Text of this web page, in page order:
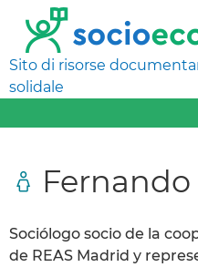
Sito di risorse
solidale
Sociólogo socio de la
de REAS Madrid y